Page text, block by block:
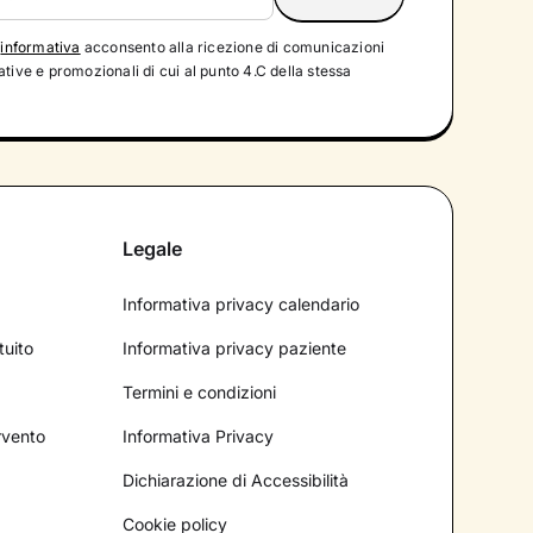
informativa acconsento alla ricezione di comunicazioni
e promozionali di cui al punto 4.C della stessa
Legale
Informativa privacy calendario
Informativa privacy paziente
Termini e condizioni
Informativa Privacy
Dichiarazione di Accessibilità
Cookie policy